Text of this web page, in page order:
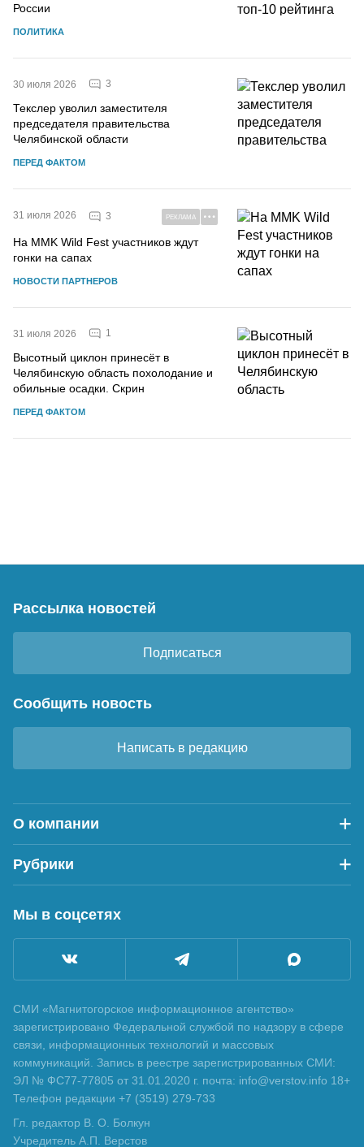
России
ПОЛИТИКА
30 июля 2026 3
Текслер уволил заместителя
председателя правительства
Челябинской области
ПЕРЕД ФАКТОМ
31 июля 2026 3 РЕКЛАМА
На MMK Wild Fest участников ждут
гонки на сапах
НОВОСТИ ПАРТНЕРОВ
31 июля 2026 1
Высотный циклон принесёт в
Челябинскую область похолодание и
обильные осадки. Скрин
ПЕРЕД ФАКТОМ
Рассылка новостей
Подписаться
Сообщить новость
Написать в редакцию
О компании
Рубрики
Мы в соцсетях
СМИ «Магнитогорское информационное агентство»
зарегистрировано Федеральной службой по надзору в сфере
связи, информационных технологий и массовых
коммуникаций. Запись в реестре зарегистрированных СМИ:
ЭЛ № ФС77-77805 от 31.01.2020 г. почта: info@verstov.info 18+
Телефон редакции +7 (3519) 279-733
Гл. редактор В. О. Болкун
Учредитель А.П. Верстов